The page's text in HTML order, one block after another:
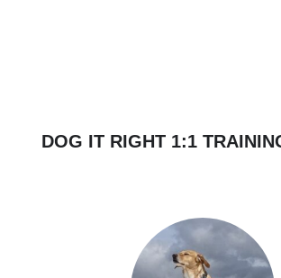
DOG IT RIGHT 1:1